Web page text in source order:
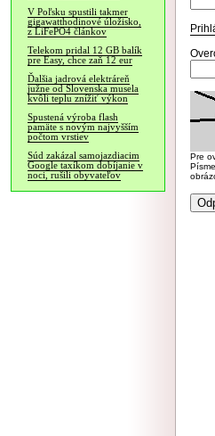
V Poľsku spustili takmer
gigawatthodinové úložisko,
z LiFePO4 článkov
Telekom pridal 12 GB balík
pre Easy, chce zaň 12 eur
Ďalšia jadrová elektráreň
južne od Slovenska musela
kvôli teplu znížiť výkon
Spustená výroba flash
pamäte s novým najvyšším
počtom vrstiev
Súd zakázal samojazdiacim
Google taxíkom dobíjanie v
noci, rušili obyvateľov
Pre